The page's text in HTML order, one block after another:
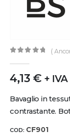
(
4,13 € + IVA
Bavaglio in
contrastante.
COD: CF901